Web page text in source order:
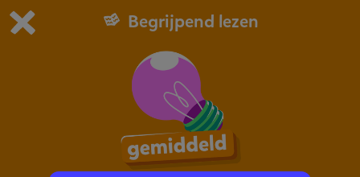
Dit is de gratis demo van Squla.
Bestel nu
0 1
Begrijpend lezen